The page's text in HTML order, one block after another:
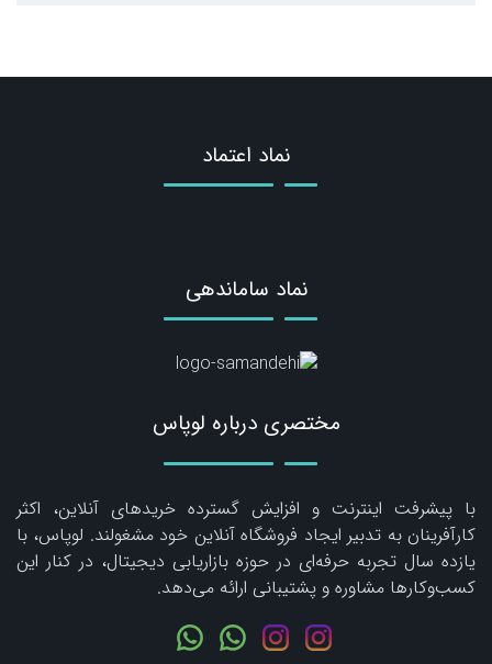
مختصری درباره لوپاس
با پیشرفت اینترنت و افزایش گسترده خریدهای آنلاین، اکثر
کارآفرینان به تدبیر ایجاد فروشگاه آنلاین خود مشغولند. لوپاس، با
یازده سال تجربه حرفه‌ای در حوزه بازاریابی دیجیتال، در کنار این
کسب‌وکارها مشاوره و پشتیبانی ارائه می‌دهد.
نماد اعتماد
نماد ساماندهی